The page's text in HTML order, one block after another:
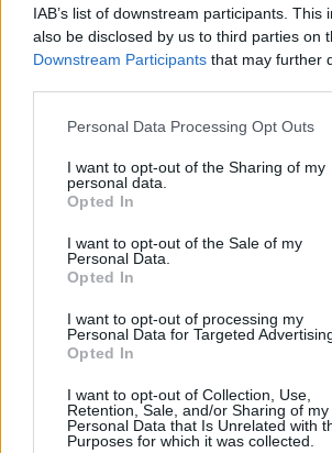
IAB’s list of downstream participants. This
also be disclosed by us to third parties on
Downstream Participants that may further
Personal Data Processing Opt Outs
I want to opt-out of the Sharing of my
personal data.
Opted In
I want to opt-out of the Sale of my
Personal Data.
Opted In
I want to opt-out of processing my
Personal Data for Targeted
Opted In
I want to opt-out of Collection, Use,
Retention, Sale, and/or Sharing of my
Personal Data that Is Unrelated with
Purposes for which it was collected.
Város-Teampannon Kereskedelmi és Szolgáltató Kft.
Újragondolják Lipótváros rejtett, zöld
Indulhat a Honvéd tér megújításának
klímatudatos gondolkodás és a helyi
középpontba.
Történelmi táj,